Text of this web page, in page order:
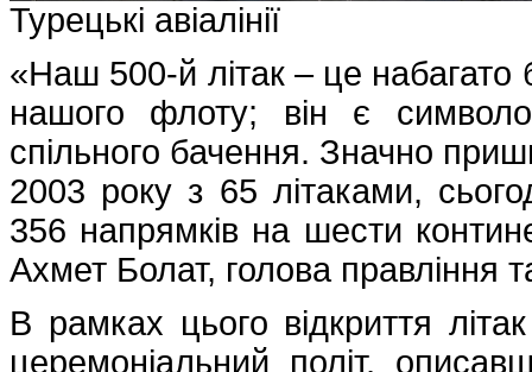
Турецькі авіалінії
«Наш 500-й літак – це
нашого флоту; він є
спільного бачення. Значно
2003 року з 65 літаками,
356 напрямків на шести
Ахмет Болат, голова правління
В рамках цього відкриття
церемоніальний політ,